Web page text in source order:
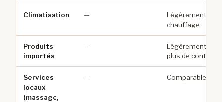
Climatisation —
Légèrement
chauffage
Produits
importés
—
Légèrement
plus de
Services
locaux
(massage,
— Comparable à